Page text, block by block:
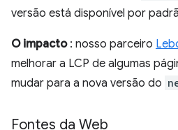
versão está disponível por
O impacto: nosso parceiro
melhorar a LCP de algumas
mudar para a nova versão do
Fontes da Web